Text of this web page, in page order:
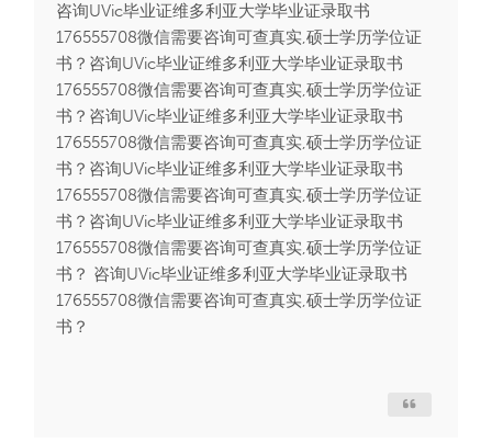
咨询UVic毕业证维多利亚大学毕业证录取书
176555708微信需要咨询可查真实,硕士学历学位证
书？咨询UVic毕业证维多利亚大学毕业证录取书
176555708微信需要咨询可查真实,硕士学历学位证
书？咨询UVic毕业证维多利亚大学毕业证录取书
176555708微信需要咨询可查真实,硕士学历学位证
书？咨询UVic毕业证维多利亚大学毕业证录取书
176555708微信需要咨询可查真实,硕士学历学位证
书？咨询UVic毕业证维多利亚大学毕业证录取书
176555708微信需要咨询可查真实,硕士学历学位证
书？ 咨询UVic毕业证维多利亚大学毕业证录取书
176555708微信需要咨询可查真实,硕士学历学位证
书？